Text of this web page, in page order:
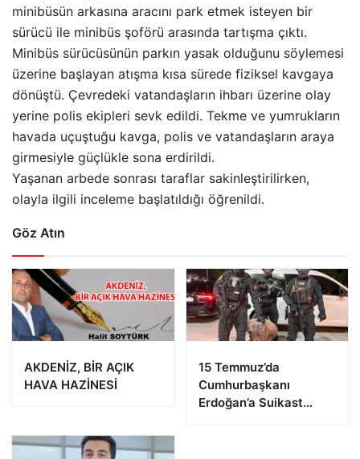
minibüsün arkasına aracını park etmek isteyen bir
sürücü ile minibüs şoförü arasında tartışma çıktı.
Minibüs sürücüsünün parkın yasak olduğunu söylemesi
üzerine başlayan atışma kısa sürede fiziksel kavgaya
dönüştü. Çevredeki vatandaşların ihbarı üzerine olay
yerine polis ekipleri sevk edildi. Tekme ve yumrukların
havada uçuştuğu kavga, polis ve vatandaşların araya
girmesiyle güçlükle sona erdirildi.
Yaşanan arbede sonrası taraflar sakinleştirilirken,
olayla ilgili inceleme başlatıldığı öğrenildi.
Göz Atın
AKDENİZ, BİR AÇIK
HAVA HAZİNESİ
15 Temmuz’da
Cumhurbaşkanı
Erdoğan’a Suikast